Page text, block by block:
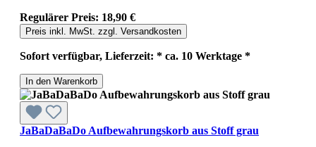
Regulärer Preis: 18,90 €
Preis inkl. MwSt. zzgl. Versandkosten
Sofort verfügbar, Lieferzeit: * ca. 10 Werktage *
In den Warenkorb
JaBaDaBaDo Aufbewahrungskorb aus Stoff grau